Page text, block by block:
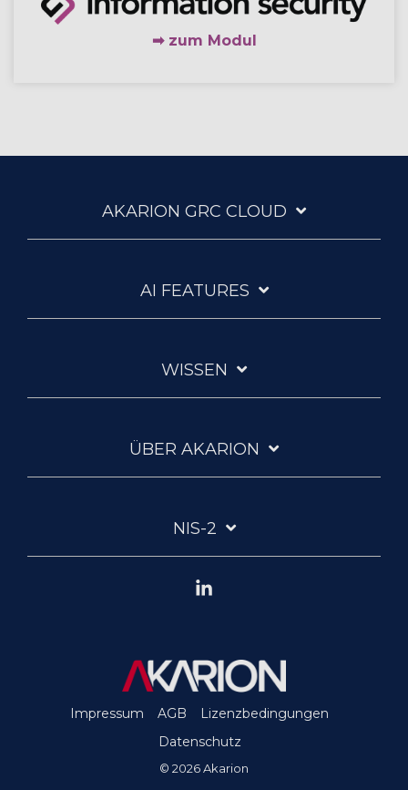
➡ zum Modul
AKARION GRC CLOUD
AI FEATURES
WISSEN
ÜBER AKARION
NIS-2
Impressum AGB
Lizenzbedingungen
Datenschutz
© 2026 Akarion